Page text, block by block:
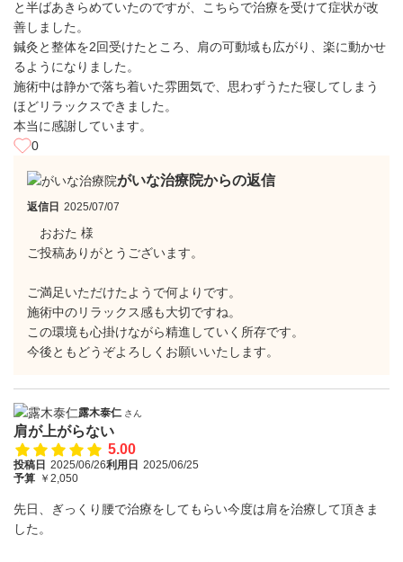
と半ばあきらめていたのですが、こちらで治療を受けて症状が改
善しました。
鍼灸と整体を2回受けたところ、肩の可動域も広がり、楽に動かせ
るようになりました。
施術中は静かで落ち着いた雰囲気で、思わずうたた寝してしまう
ほどリラックスできました。
本当に感謝しています。
0
がいな治療院からの返信
返信日 2025/07/07
おおた 様
ご投稿ありがとうございます。
ご満足いただけたようで何よりです。
施術中のリラックス感も大切ですね。
この環境も心掛けながら精進していく所存です。
今後ともどうぞよろしくお願いいたします。
露木泰仁 さん
肩が上がらない
5.00
投稿日 2025/06/26利用日 2025/06/25
予算 ￥2,050
先日、ぎっくり腰で治療をしてもらい今度は肩を治療して頂きま
した。